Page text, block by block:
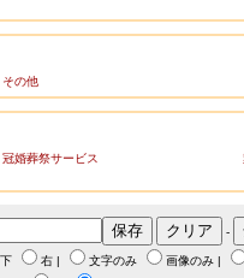
その他
冠婚葬祭サービス
-
下 右 | 文字のみ 画像のみ |